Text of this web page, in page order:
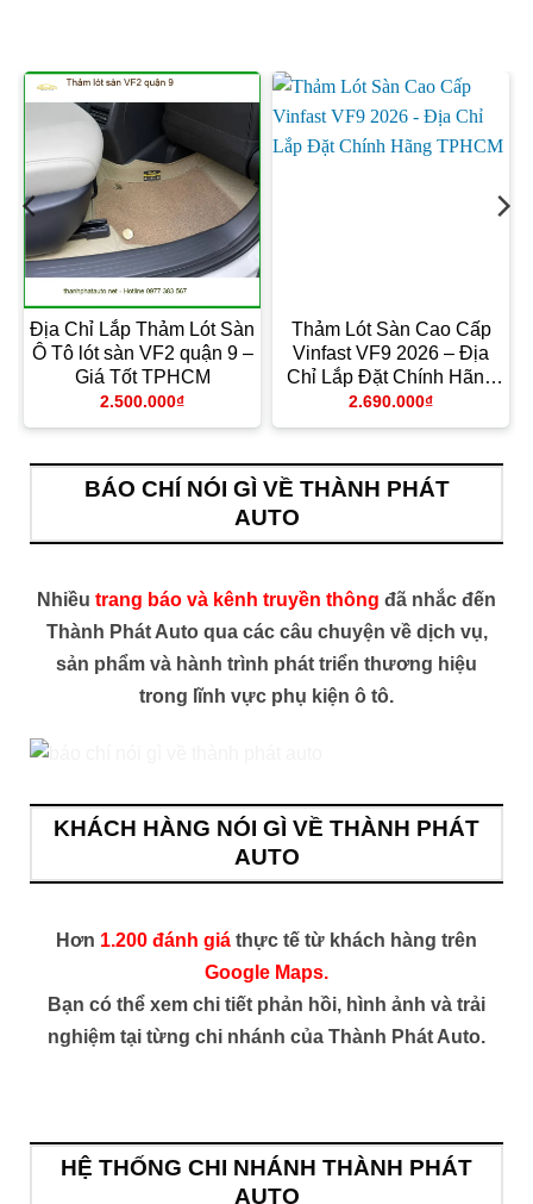
Địa Chỉ Lắp Thảm Lót Sàn
Ô Tô lót sàn VF2 quận 9 –
Giá Tốt TPHCM
2.500.000₫
Thảm Lót Sàn Cao Cấp
Vinfast VF9 2026 – Địa
Chỉ Lắp Đặt Chính Hãng
TPHCM
2.690.000₫
BÁO CHÍ NÓI GÌ VỀ THÀNH PHÁT
AUTO
Nhiều trang báo và kênh truyền thông đã nhắc đến
Thành Phát Auto qua các câu chuyện về dịch vụ,
sản phẩm và hành trình phát triển thương hiệu
trong lĩnh vực phụ kiện ô tô.
KHÁCH HÀNG NÓI GÌ VỀ THÀNH PHÁT
AUTO
Hơn 1.200 đánh giá thực tế từ khách hàng trên
Google Maps.
Bạn có thể xem chi tiết phản hồi, hình ảnh và trải
nghiệm tại từng chi nhánh của Thành Phát Auto.
HỆ THỐNG CHI NHÁNH THÀNH PHÁT
AUTO